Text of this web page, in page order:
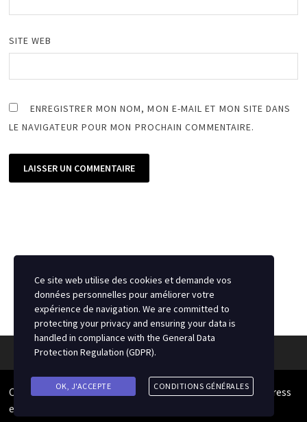
SITE WEB
ENREGISTRER MON NOM, MON E-MAIL ET MON SITE DANS
LE NAVIGATEUR POUR MON PROCHAIN COMMENTAIRE.
Copyright © 2026Source du Hockey. Alimenté parWordPress
et
Ce site web utilise des cookies et demande vos
données personnelles pour améliorer votre
expérience de navigation. We are committed to
protecting your privacy and ensuring your data is
handled in compliance with the General Data
Protection Regulation (GDPR).
OK, J'ACCEPTE CONDITIONS GÉNÉRALES